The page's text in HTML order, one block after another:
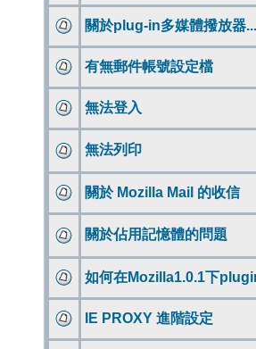
關於plug-in多媒體撥放器
有無郵件帳號設定檔
無法登入
無法列印
關於 Mozilla Mail 的收信
關於佔用記憶體的問題
如何在Mozilla1.0.1下
IE PROXY 進階設定